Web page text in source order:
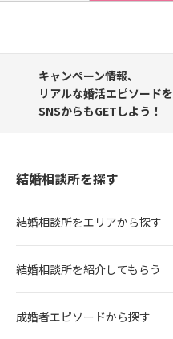
キャンペーン情報、
リアルな婚活エピソードを
SNSからもGETしよう！
結婚相談所を探す
結婚相談所をエリアから探す
結婚相談所を紹介してもらう
成婚者エピソードから探す